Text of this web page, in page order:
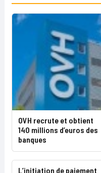
OVH recrute et obtient
140 millions d’euros des
banques
L’initiation de paiement